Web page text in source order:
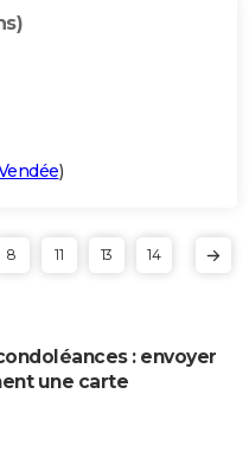
)
8 11 13 14
: envoyer
une carte